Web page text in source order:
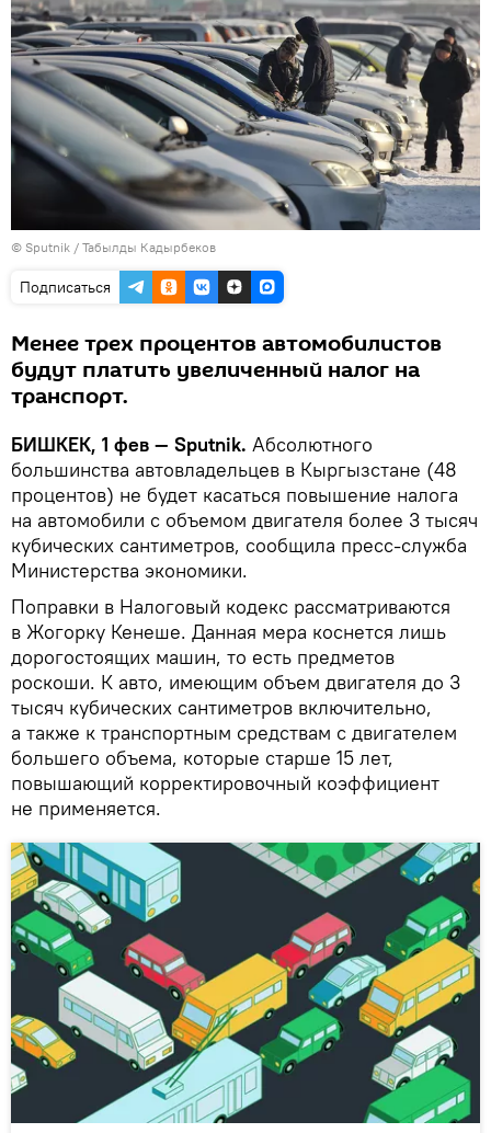
© Sputnik / Табылды Кадырбеков
Подписаться
Менее трех процентов автомобилистов
будут платить увеличенный налог на
транспорт.
БИШКЕК, 1 фев — Sputnik. Абсолютного
большинства автовладельцев в Кыргызстане (48
процентов) не будет касаться повышение налога
на автомобили с объемом двигателя более 3 тысяч
кубических сантиметров, сообщила пресс-служба
Министерства экономики.
Поправки в Налоговый кодекс рассматриваются
в Жогорку Кенеше. Данная мера коснется лишь
дорогостоящих машин, то есть предметов
роскоши. К авто, имеющим объем двигателя до 3
тысяч кубических сантиметров включительно,
а также к транспортным средствам с двигателем
большего объема, которые старше 15 лет,
повышающий корректировочный коэффициент
не применяется.